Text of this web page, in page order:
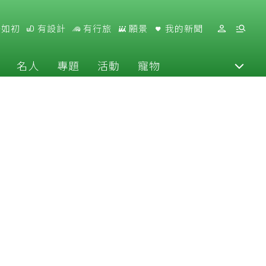
初 有設計 有行旅 願景 我的新聞
名人 專題 活動 寵物